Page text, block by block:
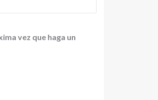
vez que haga un